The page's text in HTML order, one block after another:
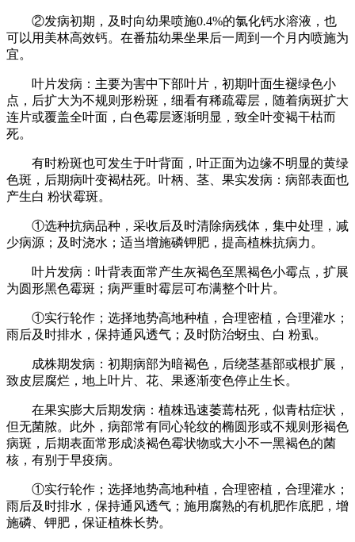
②发病初期，及时向幼果喷施0.4%的氯化钙水溶液，也
可以用美林高效钙。在番茄幼果坐果后一周到一个月内喷施为
宜。
叶片发病：主要为害中下部叶片，初期叶面生褪绿色小
点，后扩大为不规则形粉斑，细看有稀疏霉层，随着病斑扩大
连片或覆盖全叶面，白色霉层逐渐明显，致全叶变褐干枯而
死。
有时粉斑也可发生于叶背面，叶正面为边缘不明显的黄绿
色斑，后期病叶变褐枯死。叶柄、茎、果实发病：病部表面也
产生白 粉状霉斑。
①选种抗病品种，采收后及时清除病残体，集中处理，减
少病源；及时浇水；适当增施磷钾肥，提高植株抗病力。
叶片发病：叶背表面常产生灰褐色至黑褐色小霉点，扩展
为圆形黑色霉斑；病严重时霉层可布满整个叶片。
①实行轮作；选择地势高地种植，合理密植，合理灌水；
雨后及时排水，保持通风透气；及时防治蚜虫、白 粉虱。
成株期发病：初期病部为暗褐色，后绕茎基部或根扩展，
致皮层腐烂，地上叶片、花、果逐渐变色停止生长。
在果实膨大后期发病：植株迅速萎蔫枯死，似青枯症状，
但无菌脓。此外，病部常有同心轮纹的椭圆形或不规则形褐色
病斑，后期表面常形成淡褐色霉状物或大小不一黑褐色的菌
核，有别于早疫病。
①实行轮作；选择地势高地种植，合理密植，合理灌水；
雨后及时排水，保持通风透气；施用腐熟的有机肥作底肥，增
施磷、钾肥，保证植株长势。